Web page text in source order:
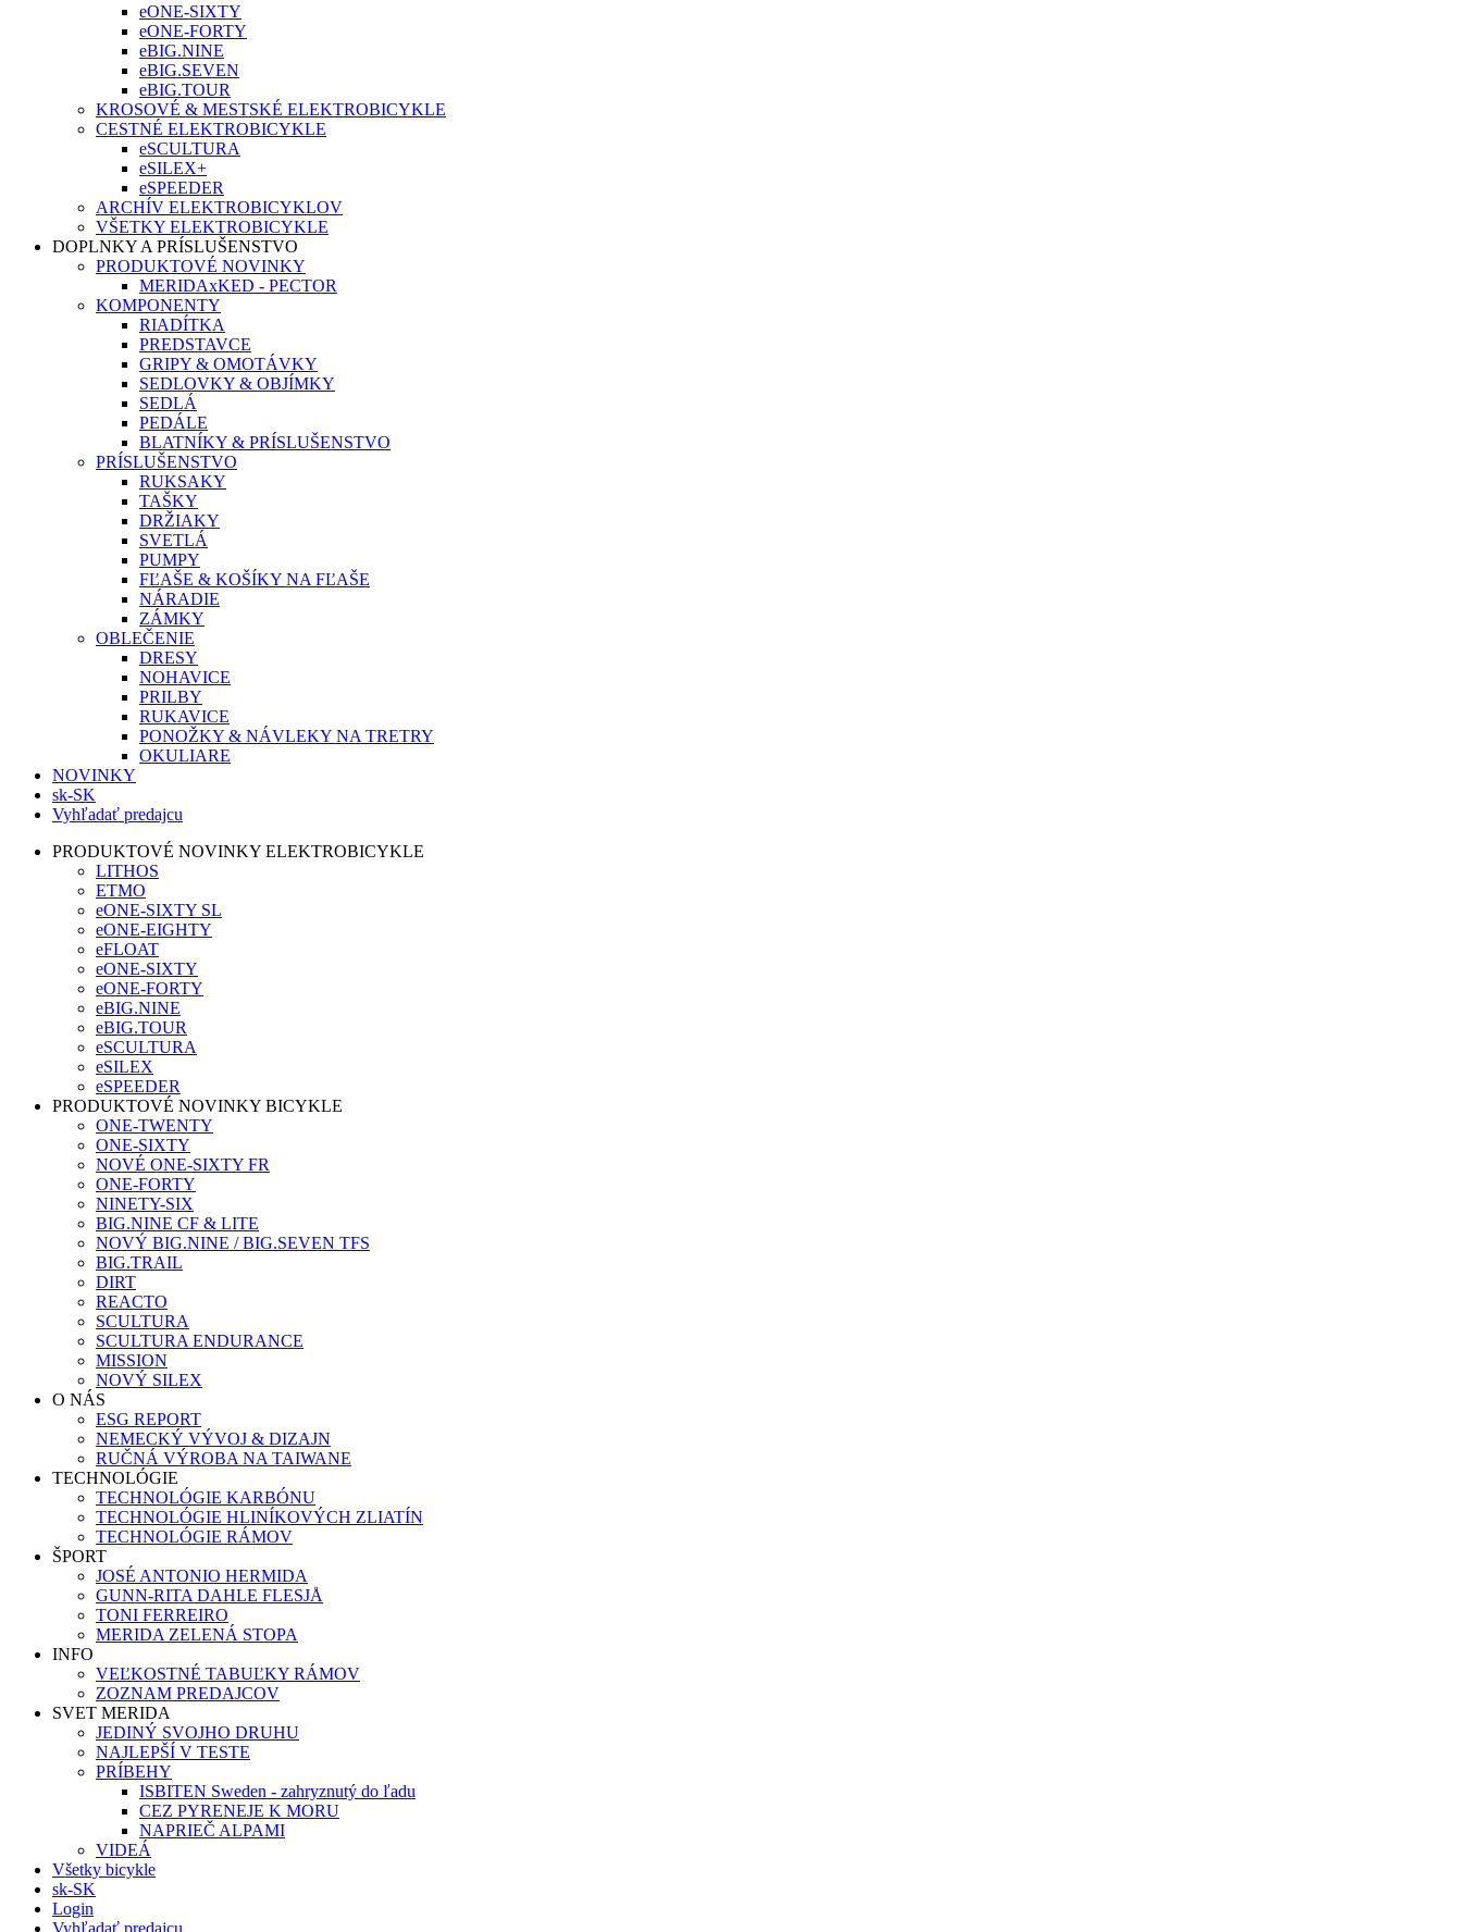
eONE-SIXTY
eONE-FORTY
eBIG.NINE
eBIG.SEVEN
eBIG.TOUR
KROSOVÉ & MESTSKÉ ELEKTROBICYKLE
CESTNÉ ELEKTROBICYKLE
eSCULTURA
eSILEX+
eSPEEDER
ARCHÍV ELEKTROBICYKLOV
VŠETKY ELEKTROBICYKLE
DOPLNKY A PRÍSLUŠENSTVO
PRODUKTOVÉ NOVINKY
MERIDAxKED - PECTOR
KOMPONENTY
RIADÍTKA
PREDSTAVCE
GRIPY & OMOTÁVKY
SEDLOVKY & OBJÍMKY
SEDLÁ
PEDÁLE
BLATNÍKY & PRÍSLUŠENSTVO
PRÍSLUŠENSTVO
RUKSAKY
TAŠKY
DRŽIAKY
SVETLÁ
PUMPY
FĽAŠE & KOŠÍKY NA FĽAŠE
NÁRADIE
ZÁMKY
OBLEČENIE
DRESY
NOHAVICE
PRILBY
RUKAVICE
PONOŽKY & NÁVLEKY NA TRETRY
OKULIARE
NOVINKY
sk-SK
Vyhľadať predajcu
PRODUKTOVÉ NOVINKY ELEKTROBICYKLE
LITHOS
ETMO
eONE-SIXTY SL
eONE-EIGHTY
eFLOAT
eONE-SIXTY
eONE-FORTY
eBIG.NINE
eBIG.TOUR
eSCULTURA
eSILEX
eSPEEDER
PRODUKTOVÉ NOVINKY BICYKLE
ONE-TWENTY
ONE-SIXTY
NOVÉ ONE-SIXTY FR
ONE-FORTY
NINETY-SIX
BIG.NINE CF & LITE
NOVÝ BIG.NINE / BIG.SEVEN TFS
BIG.TRAIL
DIRT
REACTO
SCULTURA
SCULTURA ENDURANCE
MISSION
NOVÝ SILEX
O NÁS
ESG REPORT
NEMECKÝ VÝVOJ & DIZAJN
RUČNÁ VÝROBA NA TAIWANE
TECHNOLÓGIE
TECHNOLÓGIE KARBÓNU
TECHNOLÓGIE HLINÍKOVÝCH ZLIATÍN
TECHNOLÓGIE RÁMOV
ŠPORT
JOSÉ ANTONIO HERMIDA
GUNN-RITA DAHLE FLESJÅ
TONI FERREIRO
MERIDA ZELENÁ STOPA
INFO
VEĽKOSTNÉ TABUĽKY RÁMOV
ZOZNAM PREDAJCOV
SVET MERIDA
JEDINÝ SVOJHO DRUHU
NAJLEPŠÍ V TESTE
PRÍBEHY
ISBITEN Sweden - zahryznutý do ľadu
CEZ PYRENEJE K MORU
NAPRIEČ ALPAMI
VIDEÁ
Všetky bicykle
sk-SK
Login
Vyhľadať predajcu